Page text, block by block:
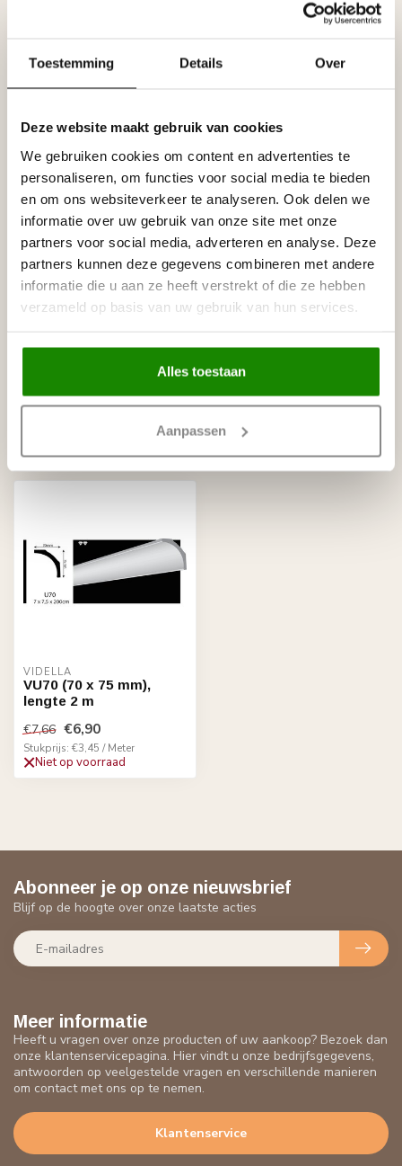
Toestemming Details Over
Deze website maakt gebruik van cookies
We gebruiken cookies om content en advertenties te
personaliseren, om functies voor social media te bieden
en om ons websiteverkeer te analyseren. Ook delen we
informatie over uw gebruik van onze site met onze
partners voor social media, adverteren en analyse. Deze
partners kunnen deze gegevens combineren met andere
informatie die u aan ze heeft verstrekt of die ze hebben
verzameld op basis van uw gebruik van hun services.
Alles toestaan
Aanpassen
Homestar Lijmkoker SX100 (490
g)
Op voorraad
€8,95
Homestar SET Polystyreenzaag
en Verstekbak
Op voorraad
€30,00
NMC Verstekbak MDF voor €19,95
Recent bekeken
VIDELLA
VU70 (70 x 75 mm),
lengte 2 m
€7,66 €6,90
Stukprijs: €3,45 / Meter
Niet op voorraad
Meer informatie
Heeft u vragen over onze producten of uw aankoop? Bezoek dan
onze klantenservicepagina. Hier vindt u onze bedrijfsgegevens,
antwoorden op veelgestelde vragen en verschillende manieren
om contact met ons op te nemen.
Klantenservice
Abonneer je op onze nieuwsbrief
Blijf op de hoogte over onze laatste acties